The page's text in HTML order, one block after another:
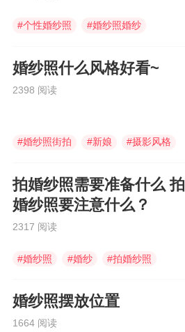
#个性婚纱照 #婚纱照婚纱
婚纱照什么风格好看~
2398 阅读
#婚纱照街拍 #新娘 #摄影风格
拍婚纱照需要准备什么 拍
婚纱照要注意什么？
2317 阅读
#婚纱照 #婚纱 #拍婚纱照
婚纱照摆放位置
1664 阅读